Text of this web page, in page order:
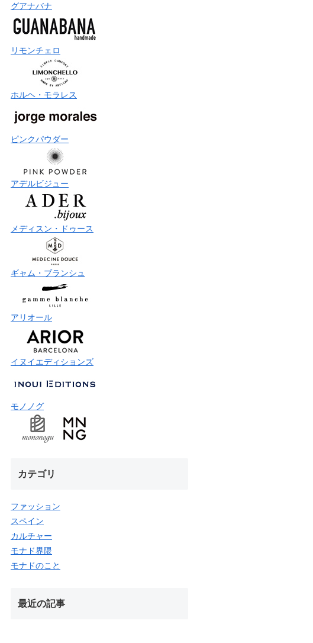
グアナバナ
リモンチェロ
ホルヘ・モラレス
ピンクパウダー
アデルビジュー
メディスン・ドゥース
ギャム・ブランシュ
アリオール
イヌイエディションズ
モノノグ
カテゴリ
ファッション
スペイン
カルチャー
モナド界隈
モナドのこと
最近の記事